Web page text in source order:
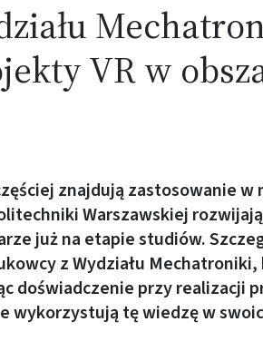
VR w
znajdują zastosowanie w
Warszawskiej
już na etapie studiów.
z Wydziału
doświadczenie przy realizacji
wykorzystują tę wiedzę w